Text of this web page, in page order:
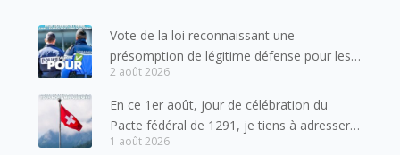
Vote de la loi reconnaissant une
présomption de légitime défense pour les
forces de l’ordre
2 août 2026
En ce 1er août, jour de célébration du
Pacte fédéral de 1291, je tiens à adresser
mes meilleures salutations à nos voisins et
1 août 2026